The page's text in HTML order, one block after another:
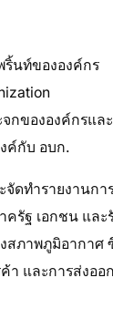
ริ้นท์ขององค์กร
กขององค์กรแล
ค์กับ อบก.
จัดทำรายงาน
รัฐ เอกชน แล
ภาพภูมิอากาศ
า และการส่งอ